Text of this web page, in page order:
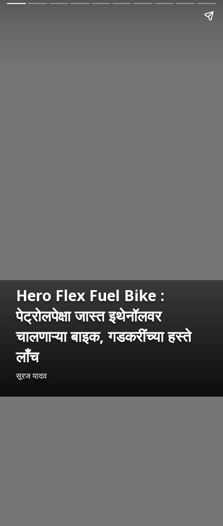
Hero Flex Fuel Bike :
पेट्रोलपेक्षा जास्त इथेनॉलवर
चालणाऱ्या बाइक, गडकरींच्या हस्ते
लाँच
सूरज यादव